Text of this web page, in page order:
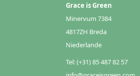
Grace is Green
Minervum 7384
4817ZH Breda
Niederlande
Tel: (+31) 85 487 82 57